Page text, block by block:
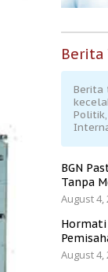
Berita
Berita
BGN
Tanpa
August 4,
August 4,